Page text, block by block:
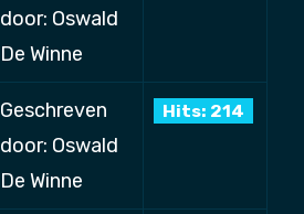
door: Oswald
De Winne
Geschreven
door: Oswald
De Winne
Hits: 214